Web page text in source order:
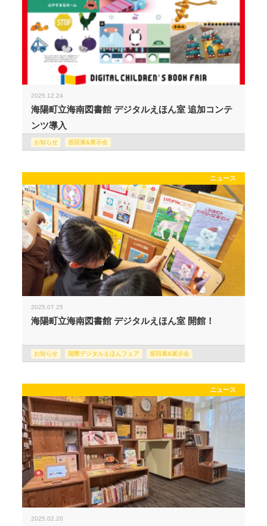
2025.12.24
海陽町立海南図書館 デジタルえほん室 追加コンテ
ンツ導入
お知らせ 巡回展&展示会
ニュース
2025.07.25
海陽町立海南図書館 デジタルえほん室 開館！
お知らせ 国際デジタルえほんフェア 巡回展&展示会
ニュース
2025.02.20